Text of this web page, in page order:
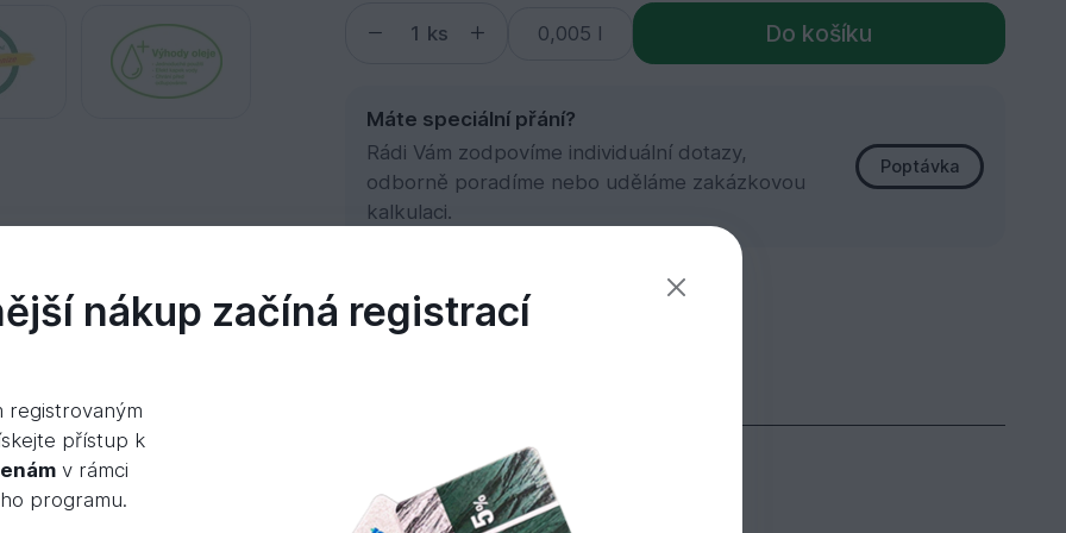
ks Do košíku
Máte speciální přání?
Rádi Vám zodpovíme individuální dotazy,
odborně poradíme nebo uděláme zakázkovou
kalkulaci.
Poptávka
– pro všechny povětrnostní podmínky!
nákup začíná registrací
registrovaným
přístup k
v rámci
programu.